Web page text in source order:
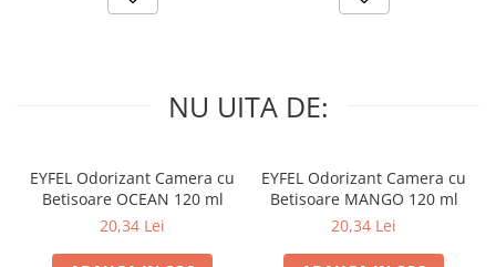
NU UITA DE:
EYFEL Odorizant Camera cu
Betisoare OCEAN 120 ml
20,34 Lei
EYFEL Odorizant Camera cu
Betisoare MANGO 120 ml
20,34 Lei